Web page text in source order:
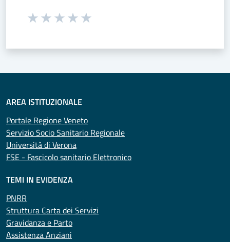
Seleziona una valutazione da 1 a 5 stelle
AREA ISTITUZIONALE
Portale Regione Veneto
Servizio Socio Sanitario Regionale
Università di Verona
FSE - Fascicolo sanitario Elettronico
TEMI IN EVIDENZA
PNRR
Struttura Carta dei Servizi
Gravidanza e Parto
Assistenza Anziani